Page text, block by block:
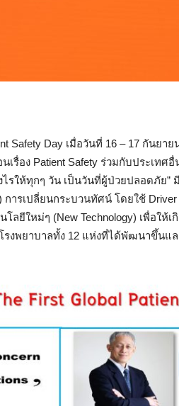
Safety Day เมื่อวันที่ 16 – 17 กันยา
รื่อง Patient Safety ร่วมกับประเทศอื่
ไรให้ทุกๆ วัน เป็นวันที่ผู้ป่วยปลอดภัย”
การเปลี่ยนกระบวนทัศน์ โดยใช้ Driver
ลยีใหม่ๆ (New Technology) เพื่อให้
รงพยาบาลทั้ง 12 แห่งที่ได้พัฒนาขึ้นแ